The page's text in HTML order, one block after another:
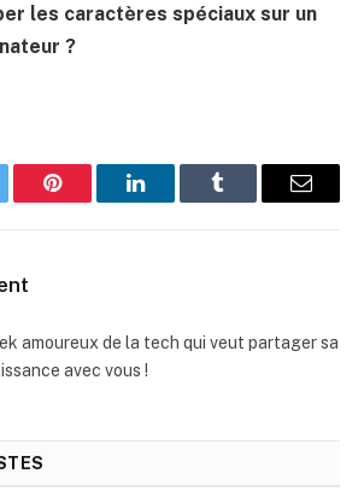
les caractères spéciaux sur un
?
Pinterest LinkedInTumblr
E-
amoureux de la tech qui veut partager sa
avec vous !